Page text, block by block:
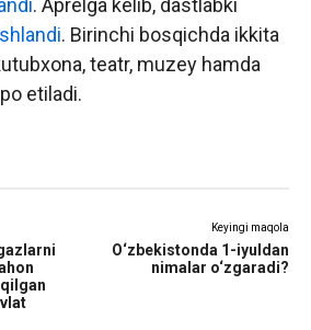
. Aprelga kelib, dastlabki
. Birinchi bosqichda ikkita
teatr, muzey hamda
etiladi.
Keyingi maqola
O‘zbekistonda 1-iyuldan
nimalar o‘zgaradi?